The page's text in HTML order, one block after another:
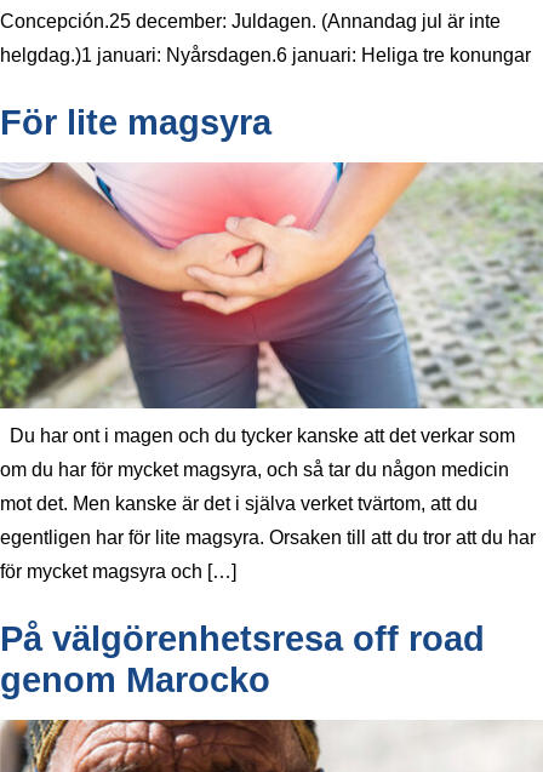
Concepción.25 december: Juldagen. (Annandag jul är inte
helgdag.)1 januari: Nyårsdagen.6 januari: Heliga tre konungar
För lite magsyra
Du har ont i magen och du tycker kanske att det verkar som
om du har för mycket magsyra, och så tar du någon medicin
mot det. Men kanske är det i själva verket tvärtom, att du
egentligen har för lite magsyra. Orsaken till att du tror att du har
för mycket magsyra och […]
På välgörenhetsresa off road
genom Marocko